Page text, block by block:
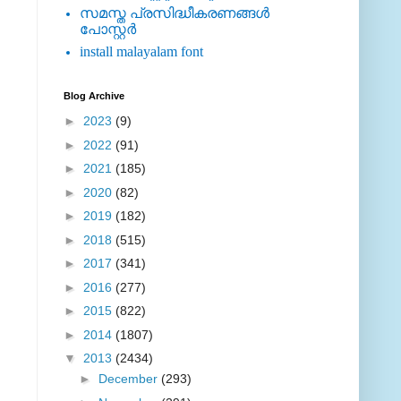
സമസ്ത പ്രസിദ്ധീകരണങ്ങള്‍
പോസ്റ്റര്‍
install malayalam font
Blog Archive
► 2023 (9)
► 2022 (91)
► 2021 (185)
► 2020 (82)
► 2019 (182)
► 2018 (515)
► 2017 (341)
► 2016 (277)
► 2015 (822)
► 2014 (1807)
▼ 2013 (2434)
► December (293)